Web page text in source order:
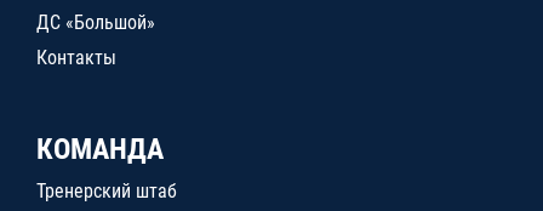
ДС «Большой»
Контакты
КОМАНДА
Тренерский штаб